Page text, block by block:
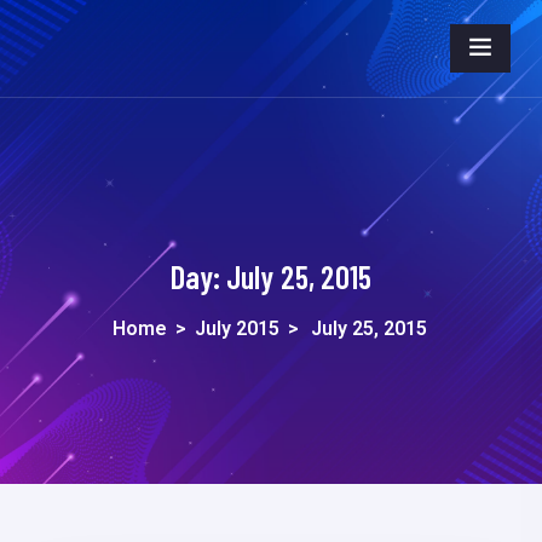
Day: July 25, 2015
Home > July 2015 > July 25, 2015